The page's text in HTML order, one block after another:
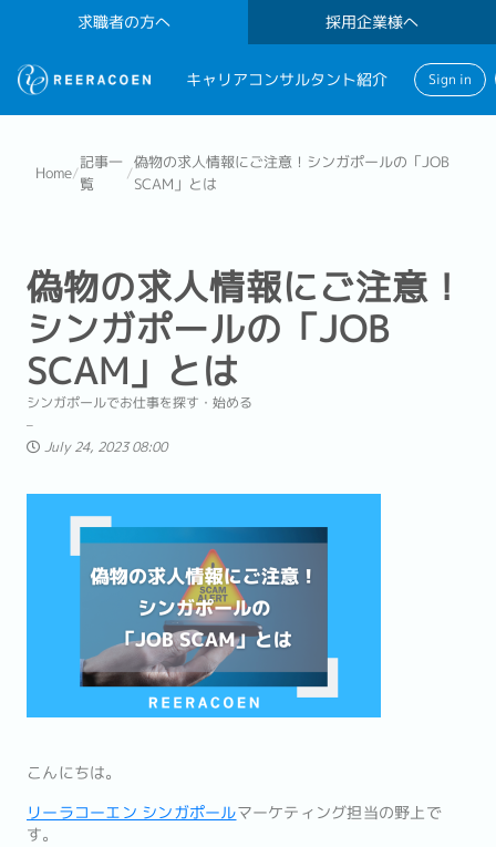
求職者の方へ 採用企業様へ
キャリアコンサルタント紹介 Sign in
Home/
記事一
覧
/
偽物の求人情報にご注意！シンガポールの「JOB
SCAM」とは
偽物の求人情報にご注意！
シンガポールの「JOB
SCAM」とは
シンガポールでお仕事を探す・始める
July 24, 2023 08:00
こんにちは。
リーラコーエン シンガポールマーケティング担当の野上で
す。